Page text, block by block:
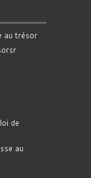
au trésor
de
au